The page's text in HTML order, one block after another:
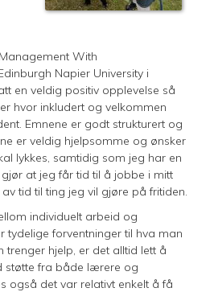
With
Napier University i
en veldig positiv opplevelse så
hvor inkludert og velkommen
Emnene er godt strukturert og
er veldig hjelpsomme og ønsker
lykkes, samtidig som jeg har en
at jeg får tid til å jobbe i mitt
tid til ting jeg vil gjøre på fritiden.
individuelt arbeid og
tydelige forventninger til hva man
trenger hjelp, er det alltid lett å
støtte fra både lærere og
også det var relativt enkelt å få